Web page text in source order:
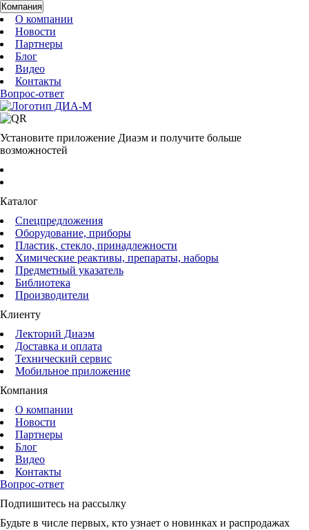
Компания
О компании
Новости
Партнеры
Блог
Видео
Контакты
Вопрос-ответ
Установите приложение Диаэм и получите больше
возможностей
Каталог
Спецпредложения
Оборудование, приборы
Пластик, стекло, принадлежности
Химические реактивы, препараты, наборы
Предметный указатель
Библиотека
Производители
Клиенту
Лекторий Диаэм
Доставка и оплата
Технический сервис
Мобильное приложение
Компания
О компании
Новости
Партнеры
Блог
Видео
Контакты
Вопрос-ответ
Подпишитесь на рассылку
Будьте в числе первых, кто узнает о новинках и распродажах